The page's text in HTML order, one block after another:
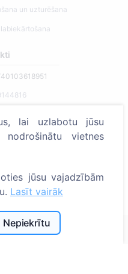
un uzturēšana
Latvijā!
tiesības aizsargātas
un noteikumi.
lai uzlabotu jūsu
vietnes
jūsu vajadzībām
Lasīt vairāk
Nepiekrītu